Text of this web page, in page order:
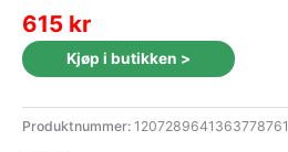
615 kr
Kjøp i butikken >
Produktnummer: 1207289641363778761